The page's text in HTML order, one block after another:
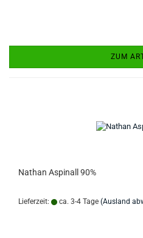
ZUM
Nathan Aspinall 90%
Lieferzeit: ca. 3-4 Tage (Ausland